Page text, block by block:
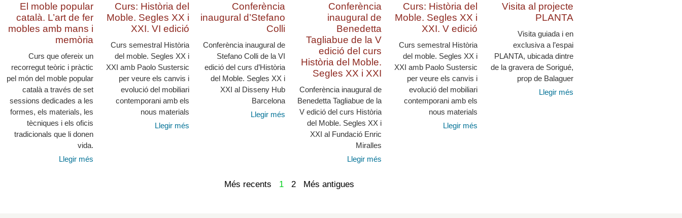
El moble popular
català. L’art de fer
mobles amb mans i
memòria
Curs que ofereix un
recorregut teòric i pràctic
pel món del moble popular
català a través de set
sessions dedicades a les
formes, els materials, les
tècniques i els oficis
tradicionals que li donen
vida.
Llegir més
Curs: Història del
Moble. Segles XX i
XXI. VI edició
Curs semestral Història
del moble. Segles XX i
XXI amb Paolo Sustersic
per veure els canvis i
evolució del mobiliari
contemporani amb els
nous materials
Llegir més
Conferència
inaugural d’Stefano
Colli
Conferència inaugural de
Stefano Colli de la VI
edició del curs d’Història
del Moble. Segles XX i
XXI al Disseny Hub
Barcelona
Llegir més
Conferència
inaugural de
Benedetta
Tagliabue de la V
edició del curs
Història del Moble.
Segles XX i XXI
Conferència inaugural de
Benedetta Tagliabue de la
V edició del curs Història
del Moble. Segles XX i
XXI al Fundació Enric
Miralles
Llegir més
Curs: Història del
Moble. Segles XX i
XXI. V edició
Curs semestral Història
del moble. Segles XX i
XXI amb Paolo Sustersic
per veure els canvis i
evolució del mobiliari
contemporani amb els
nous materials
Llegir més
Visita al projecte
PLANTA
Visita guiada i en
exclusiva a l’espai
PLANTA, ubicada dintre
de la gravera de Sorigué,
prop de Balaguer
Llegir més
Més recents 1 2 Més antigues